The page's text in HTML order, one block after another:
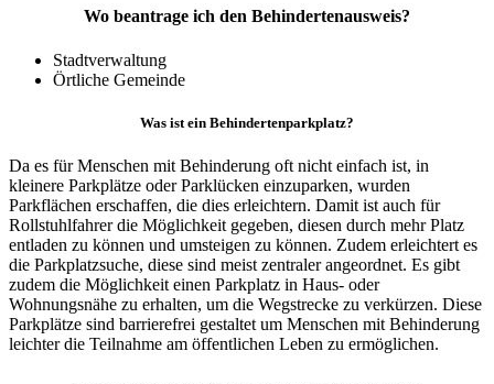
Wo beantrage ich den Behindertenausweis?
Stadtverwaltung
Örtliche Gemeinde
Was ist ein Behindertenparkplatz?
Da es für Menschen mit Behinderung oft nicht einfach ist, in
kleinere Parkplätze oder Parklücken einzuparken, wurden
Parkflächen erschaffen, die dies erleichtern. Damit ist auch für
Rollstuhlfahrer die Möglichkeit gegeben, diesen durch mehr Platz
entladen zu können und umsteigen zu können. Zudem erleichtert es
die Parkplatzsuche, diese sind meist zentraler angeordnet. Es gibt
zudem die Möglichkeit einen Parkplatz in Haus- oder
Wohnungsnähe zu erhalten, um die Wegstrecke zu verkürzen. Diese
Parkplätze sind barrierefrei gestaltet um Menschen mit Behinderung
leichter die Teilnahme am öffentlichen Leben zu ermöglichen.